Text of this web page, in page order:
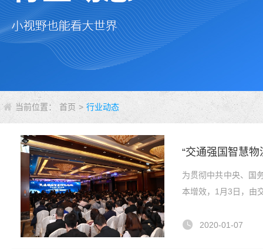
当前位置： 首页 > 行业动态
“交通强国智慧
为贯彻中共中央、国
本增效，1月3日，由
2020-01-07